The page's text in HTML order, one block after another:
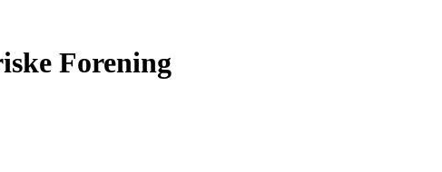
Forening